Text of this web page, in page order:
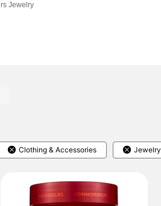
Jewelry
Clothing & Accessories Jewelry